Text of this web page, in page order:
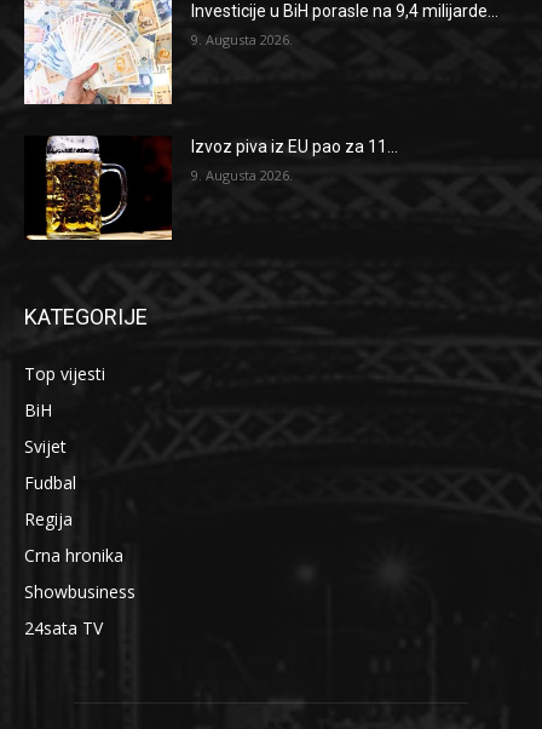
Investicije u BiH porasle na 9,4 milijarde...
9. Augusta 2026.
Izvoz piva iz EU pao za 11...
9. Augusta 2026.
KATEGORIJE
Top vijesti
BiH
Svijet
Fudbal
Regija
Crna hronika
Showbusiness
24sata TV